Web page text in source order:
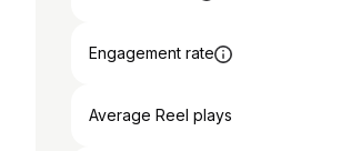
Engagement rate
Average Reel plays